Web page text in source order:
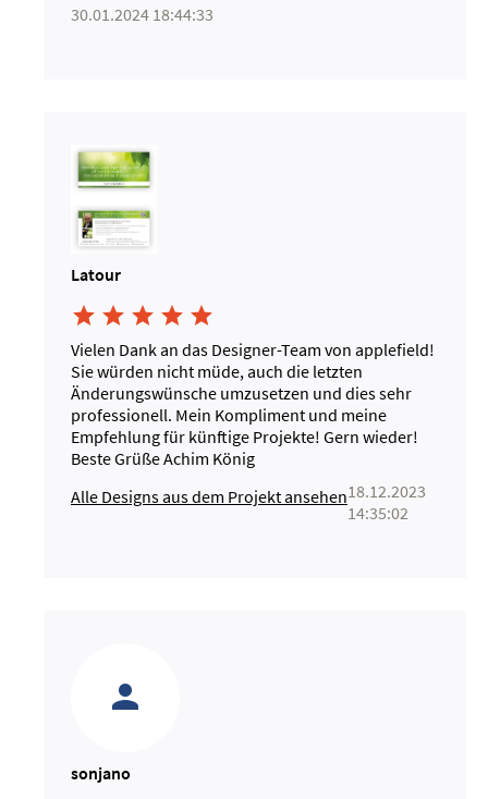
30.01.2024 18:44:33
Latour
    
Vielen Dank an das Designer-Team von applefield!
Sie würden nicht müde, auch die letzten
Änderungswünsche umzusetzen und dies sehr
professionell. Mein Kompliment und meine
Empfehlung für künftige Projekte! Gern wieder!
Beste Grüße Achim König
Alle Designs aus dem Projekt ansehen18.12.2023
14:35:02
sonjano